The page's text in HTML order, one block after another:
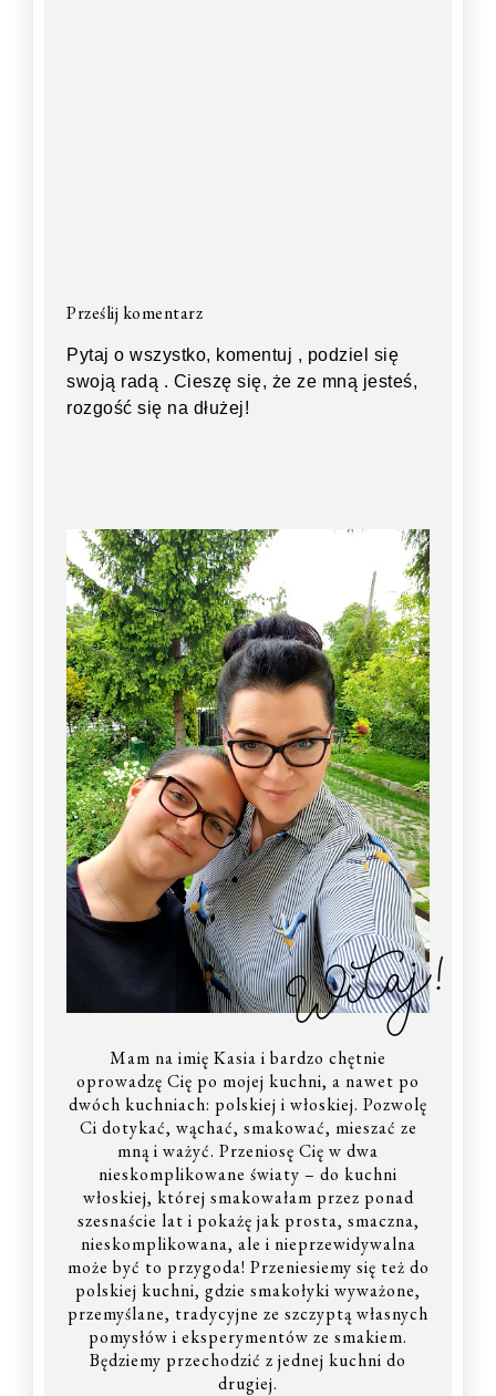
Prześlij komentarz
Pytaj o wszystko, komentuj , podziel się
swoją radą . Cieszę się, że ze mną jesteś,
rozgość się na dłużej!
Witaj!
Mam na imię Kasia i bardzo chętnie
oprowadzę Cię po mojej kuchni, a nawet po
dwóch kuchniach: polskiej i włoskiej. Pozwolę
Ci dotykać, wąchać, smakować, mieszać ze
mną i ważyć. Przeniosę Cię w dwa
nieskomplikowane światy – do kuchni
włoskiej, której smakowałam przez ponad
szesnaście lat i pokażę jak prosta, smaczna,
nieskomplikowana, ale i nieprzewidywalna
może być to przygoda! Przeniesiemy się też do
polskiej kuchni, gdzie smakołyki wyważone,
przemyślane, tradycyjne ze szczyptą własnych
pomysłów i eksperymentów ze smakiem.
Będziemy przechodzić z jednej kuchni do
drugiej.